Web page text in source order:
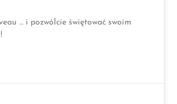
… i pozwólcie świętować swoim